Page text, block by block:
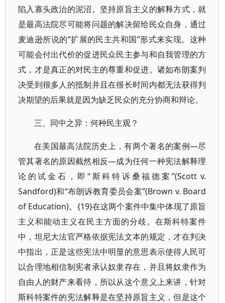
陷入寡头政治的泥沼。坚持原旨主义的解释方式，就
是最高法院尽可能将问题的解决留给民众自身，通过
麦迪逊所说的“扩展的民主共和国”形式来实现。这种
可能会付出代价的促进民众民主参与和自我管理的方
式，才是真正的对民主的尊重和促进。诸如布朗案判
决受到很多人的抵制并且在很长时间内都无法获得判
决期望的后果就是因为缺乏民众的充分协商和辩论。
三、同中之异：何种民主观？
在美国最高法院历史上，有两个著名的案例—尽
管其著名的原因截然相反—成为任何一种宪法解释理
论的试金石，即“斯科特诉桑福德案”(Scott v.
Sandford)和“布朗诉教育委员会案”(Brown v. Board
of Education)。{19}在这两个案件中集中体现了原旨
主义和能动主义在民主方面的分歧。在斯科特案件
中，坦尼大法官严格依据宪法文本的规定，才在判决
中指出，正是这些宪法中明显的意思表示使得人民可
以合理地相信制宪者承认奴隶存在，并且将奴隶作为
自由人的财产来看待，所以从这个意义上来讲，针对
斯科特案件的宪法解释是在坚持原旨主义，但是这个